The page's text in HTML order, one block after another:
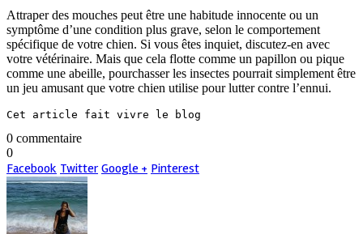
Attraper des mouches peut être une habitude innocente ou un
symptôme d’une condition plus grave, selon le comportement
spécifique de votre chien. Si vous êtes inquiet, discutez-en avec
votre vétérinaire. Mais que cela flotte comme un papillon ou pique
comme une abeille, pourchasser les insectes pourrait simplement être
un jeu amusant que votre chien utilise pour lutter contre l’ennui.
Cet article fait vivre le blog
0 commentaire
0
Facebook Twitter Google + Pinterest